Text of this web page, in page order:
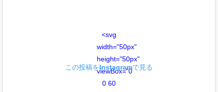
<svg
width="50px"
height="50px"
viewBox="0
0 60
この投稿をInstagramで見る